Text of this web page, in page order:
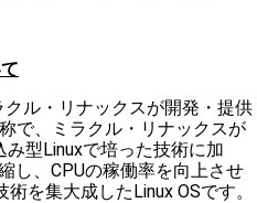
クル・リナックスが開発・提供
で、ミラクル・リナックスが
型Linuxで培った技術に加
し、CPUの稼働率を向上させ
を集大成したLinux OSです。